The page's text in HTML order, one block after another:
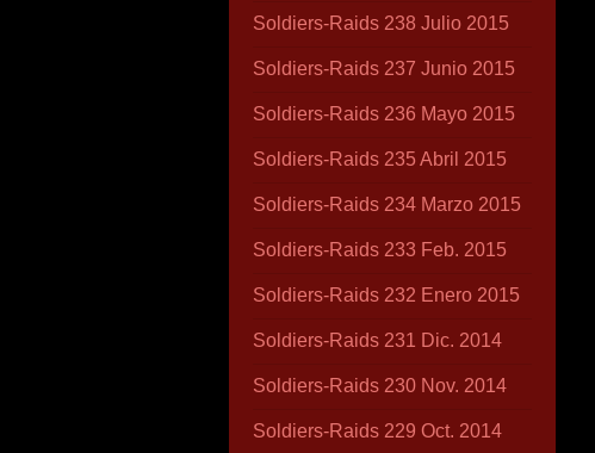
Soldiers-Raids 238 Julio 2015
Soldiers-Raids 237 Junio 2015
Soldiers-Raids 236 Mayo 2015
Soldiers-Raids 235 Abril 2015
Soldiers-Raids 234 Marzo 2015
Soldiers-Raids 233 Feb. 2015
Soldiers-Raids 232 Enero 2015
Soldiers-Raids 231 Dic. 2014
Soldiers-Raids 230 Nov. 2014
Soldiers-Raids 229 Oct. 2014